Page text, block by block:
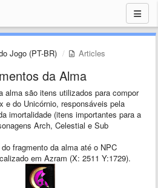
Jogo (PT-BR) Articles
da Alma
alma são itens utilizados para compor
e do Unicórnio, responsáveis pela
imortalidade (itens importantes para a
Arch, Celestial e Sub
fragmento da alma até o NPC
em Azram (X: 2511 Y:1729).